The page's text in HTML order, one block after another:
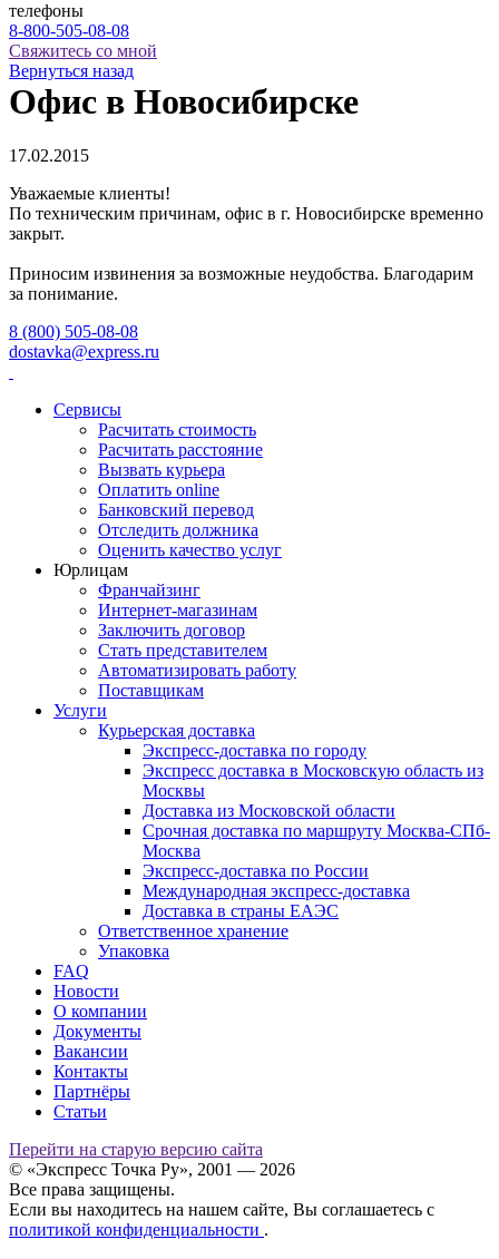
телефоны
8-800-505-08-08
Свяжитесь со мной
Вернуться назад
Офис в Новосибирске
17.02.2015
Уважаемые клиенты!
По техническим причинам, офис в г. Новосибирске временно
закрыт.
Приносим извинения за возможные неудобства. Благодарим
за понимание.
8 (800) 505-08-08
dostavka@express.ru
Сервисы
Расчитать стоимость
Расчитать расстояние
Вызвать курьера
Оплатить online
Банковский перевод
Отследить должника
Оценить качество услуг
Юрлицам
Франчайзинг
Интернет-магазинам
Заключить договор
Стать представителем
Автоматизировать работу
Поставщикам
Услуги
Курьерская доставка
Экспресс-доставка по городу
Экспресс доставка в Московскую область из
Москвы
Доставка из Московской области
Срочная доставка по маршруту Москва-СПб-
Москва
Экспресс-доставка по России
Международная экспресс-доставка
Доставка в страны ЕАЭС
Ответственное хранение
Упаковка
FAQ
Новости
О компании
Документы
Вакансии
Контакты
Партнёры
Статьи
Перейти на старую версию сайта
© «Экспресс Точка Ру», 2001 — 2026
Все права защищены.
Если вы находитесь на нашем сайте, Вы соглашаетесь с
политикой конфиденциальности .